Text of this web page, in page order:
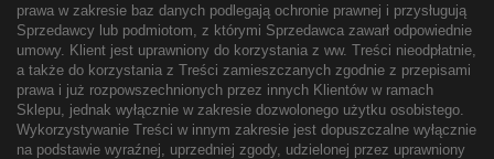
prawa w zakresie baz danych podlegają ochronie prawnej i przysługują
Sprzedawcy lub podmiotom, z którymi Sprzedawca zawarł odpowiednie
umowy. Klient jest uprawniony do korzystania z ww. Treści nieodpłatnie,
a także do korzystania z Treści zamieszczanych zgodnie z przepisami
prawa i już rozpowszechnionych przez innych Klientów w ramach
Sklepu, jednak wyłącznie w zakresie dozwolonego użytku osobistego.
Wykorzystywanie Treści w innym zakresie jest dopuszczalne wyłącznie
na podstawie wyraźnej, uprzedniej zgody, udzielonej przez uprawniony